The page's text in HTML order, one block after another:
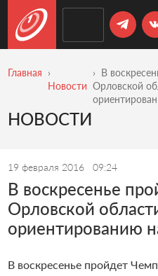
Главная
Новости
В
Орловской
НОВОСТИ
19 февраля 2016 09:24
В воскресенье
Орловской
ориентированию
В воскресенье пройдет